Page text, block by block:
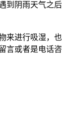
阴雨天气之
进行吸湿，
或者是电话